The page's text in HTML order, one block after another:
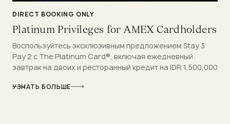
DIRECT BOOKING ONLY
Platinum Privileges for AMEX Cardholders
Воспользуйтесь эксклюзивным предложением Stay 3
Pay 2 с The Platinum Card®, включая ежедневный
завтрак на двоих и ресторанный кредит на IDR 1,500,000
УЗНАТЬ БОЛЬШЕ